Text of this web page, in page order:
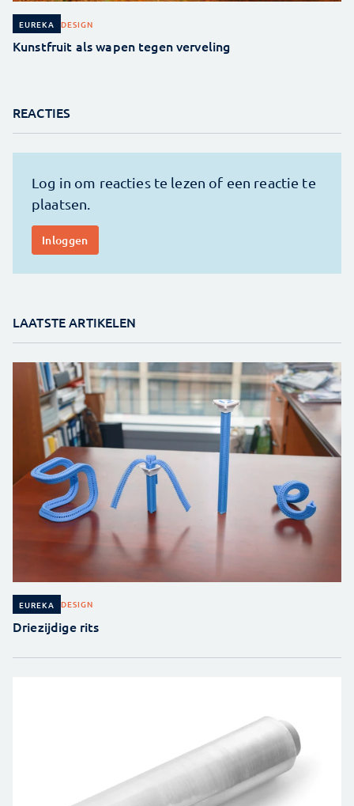
EUREKA DESIGN
Kunstfruit als wapen tegen verveling
REACTIES
LAATSTE ARTIKELEN
EUREKA DESIGN
Driezijdige rits